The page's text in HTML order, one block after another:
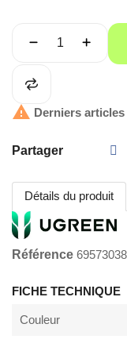
 Derniers
Partager
Détails du produit
Référence
FICHE TECHNIQUE
Couleur